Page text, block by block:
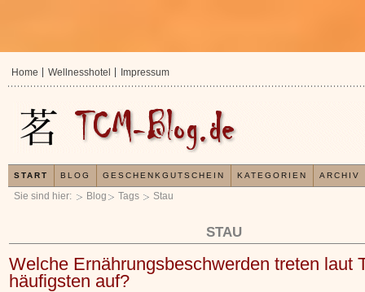
Sie sind hier: Blog Tags Stau
STAU
Welche Ernährungsbeschwerden treten laut
häufigsten auf?
Home Wellnesshotel Impressum
START BLOG GESCHENKGUTSCHEIN KATEGORIEN ARCHIV